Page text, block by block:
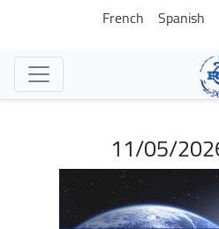
تجاوز
Spanish
French